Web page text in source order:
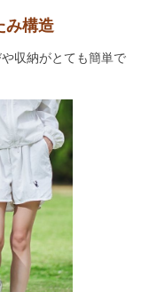
み構造
収納がとても簡単で